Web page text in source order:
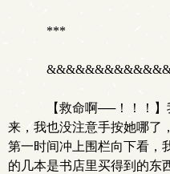
***
【救命啊──！！！】
来，我也没注意手按她哪了
第一时间冲上围栏向下看，
的几本是书店里买得到的东